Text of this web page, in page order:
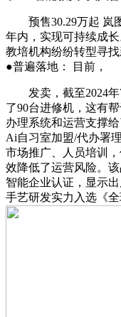
预售30.29万起 岚图
年内，实现可持续成
教培机构纷纷转型寻
●普遍落地： 目前，
发卖，截至2024年7
了90台进修机，这有
办理系统和运营支撑
Ai自习室加盟/代办署
市场推广、人员培训
效降低了运营风险。
智能企业认证，显示
手艺研发实力入选《全